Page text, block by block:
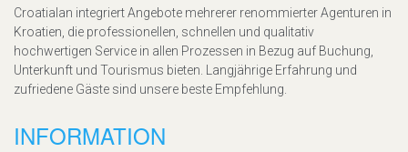
Croatialan integriert Angebote mehrerer renommierter Agenturen in
Kroatien, die professionellen, schnellen und qualitativ
hochwertigen Service in allen Prozessen in Bezug auf Buchung,
Unterkunft und Tourismus bieten. Langjährige Erfahrung und
zufriedene Gäste sind unsere beste Empfehlung.
INFORMATION